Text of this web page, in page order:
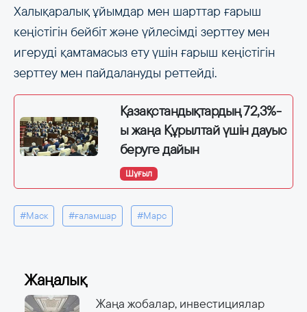
Халықаралық ұйымдар мен шарттар ғарыш
кеңістігін бейбіт және үйлесімді зерттеу мен
игеруді қамтамасыз ету үшін ғарыш кеңістігін
зерттеу мен пайдалануды реттейді.
Қазақстандықтардың 72,3%-
ы жаңа Құрылтай үшін дауыс
беруге дайын
Шұғыл
#Маск #ғаламшар #Марс
Жаңалық
Жаңа жобалар, инвестициялар